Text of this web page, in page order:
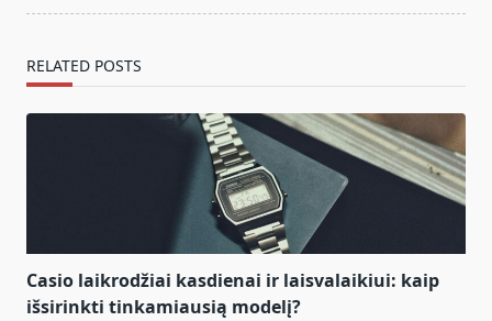
RELATED POSTS
Casio laikrodžiai kasdienai ir laisvalaikiui: kaip
išsirinkti tinkamiausią modelį?